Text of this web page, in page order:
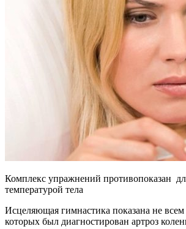
Комплекс упражнений противопоказан
температурой тела
Исцеляющая гимнастика показана не
которых был диагностирован артроз